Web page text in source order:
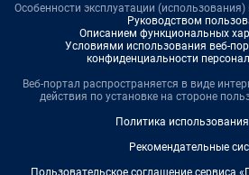
Особенности эксплуатации
Руководством
Описанием функциональных
Условиями использования веб-
конфиденциальности
Веб-портал распространяется в виде
действия по установке на стороне
Политика
Рекомендательные
Пользовательское соглашение сервиса